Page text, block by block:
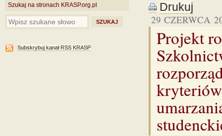
Szukaj na stronach KRASP.org.pl
Subskrybuj kanał RSS KRASP
Drukuj
29 CZERWCA
Projekt
kryteriów